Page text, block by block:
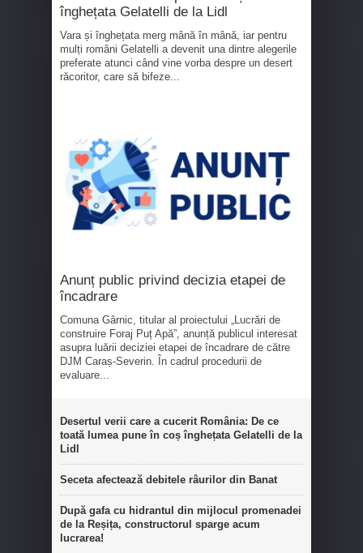
înghețata Gelatelli de la Lidl
Vara și înghețata merg mână în mână, iar pentru
mulți români Gelatelli a devenit una dintre alegerile
preferate atunci când vine vorba despre un desert
răcoritor, care să bifeze...
Anunț public privind decizia etapei de
încadrare
Comuna Gârnic, titular al proiectului „Lucrări de
construire Foraj Puț Apă”, anunță publicul interesat
asupra luării deciziei etapei de încadrare de către
DJM Caraș-Severin. În cadrul procedurii de
evaluare...
Desertul verii care a cucerit România: De ce
toată lumea pune în coș înghețata Gelatelli de la
Lidl
Seceta afectează debitele râurilor din Banat
După gafa cu hidrantul din mijlocul promenadei
de la Reșița, constructorul sparge acum
lucrarea!